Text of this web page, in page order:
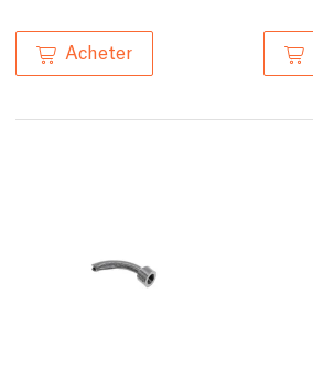
Acheter